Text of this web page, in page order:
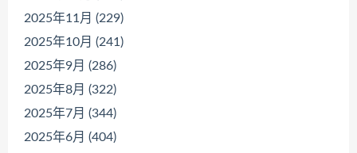
2025年11月 (229)
2025年10月 (241)
2025年9月 (286)
2025年8月 (322)
2025年7月 (344)
2025年6月 (404)